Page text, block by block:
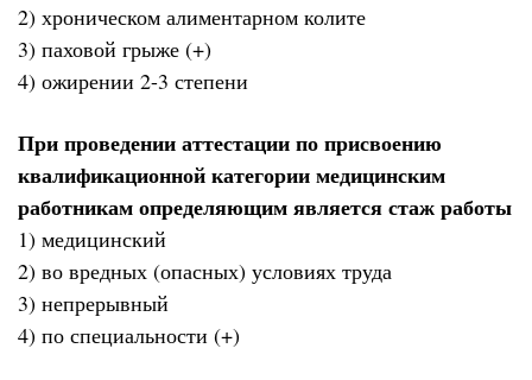
2) хроническом алиментарном колите
3) паховой грыже (+)
4) ожирении 2-3 степени
При проведении аттестации по присвоению
квалификационной категории медицинским
работникам определяющим является стаж работы
1) медицинский
2) во вредных (опасных) условиях труда
3) непрерывный
4) по специальности (+)